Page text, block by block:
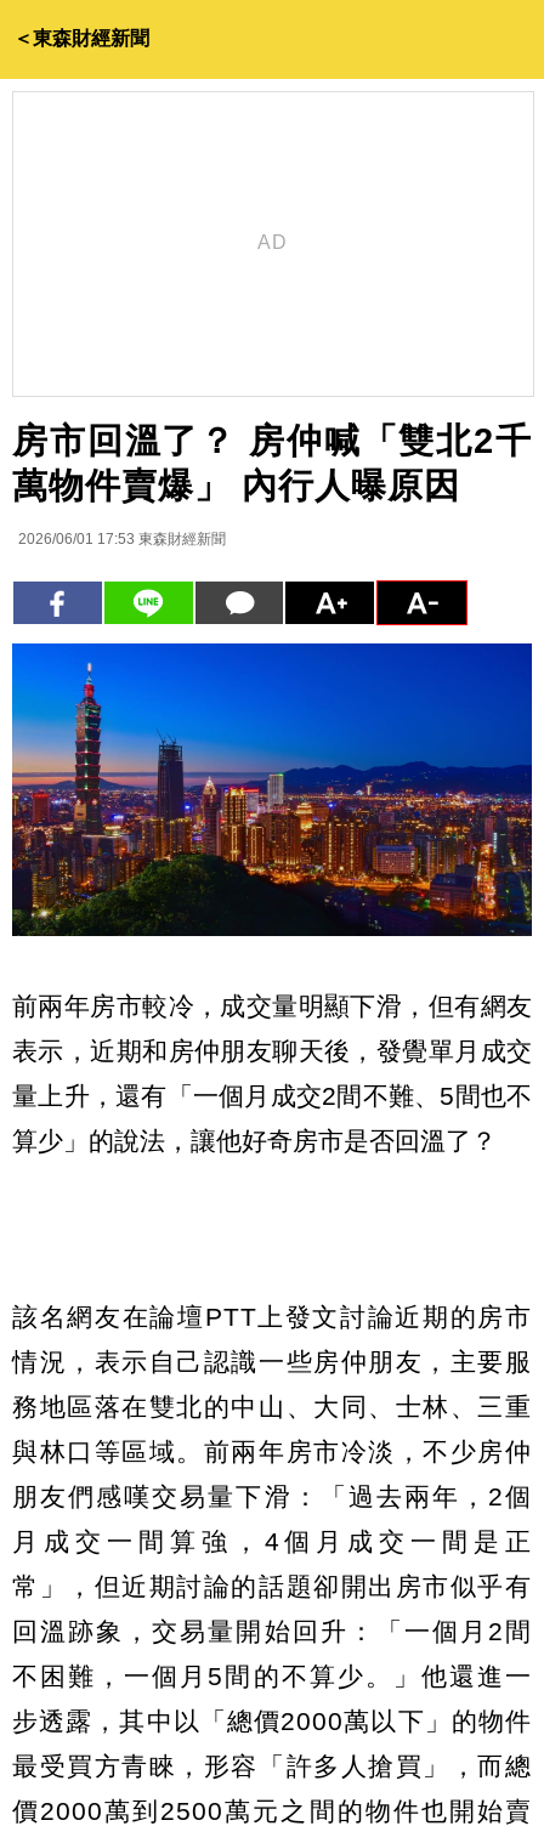
＜東森財經新聞
房市回溫了？ 房仲喊「雙北2千
萬物件賣爆」 內行人曝原因
2026/06/01 17:53 東森財經新聞
前兩年房市較冷，成交量明顯下滑，但有網友
表示，近期和房仲朋友聊天後，發覺單月成交
量上升，還有「一個月成交2間不難、5間也不
算少」的說法，讓他好奇房市是否回溫了？
該名網友在論壇PTT上發文討論近期的房市
情況，表示自己認識一些房仲朋友，主要服
務地區落在雙北的中山、大同、士林、三重
與林口等區域。前兩年房市冷淡，不少房仲
朋友們感嘆交易量下滑：「過去兩年，2個
月成交一間算強，4個月成交一間是正
常」，但近期討論的話題卻開出房市似乎有
回溫跡象，交易量開始回升：「一個月2間
不困難，一個月5間的不算少。」他還進一
步透露，其中以「總價2000萬以下」的物件
最受買方青睞，形容「許多人搶買」，而總
價2000萬到2500萬元之間的物件也開始賣